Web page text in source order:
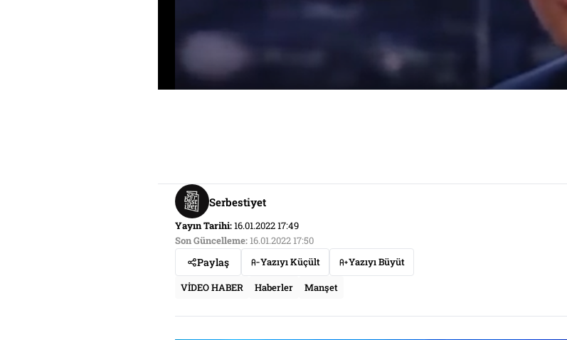
Serbestiyet
Yayın Tarihi:16.01.2022 17:49
Son Güncelleme: 16.01.2022 17:50
Paylaş Yazıyı Küçült
Yazıyı Büyüt
VİDEO HABER
Haberler Manşet